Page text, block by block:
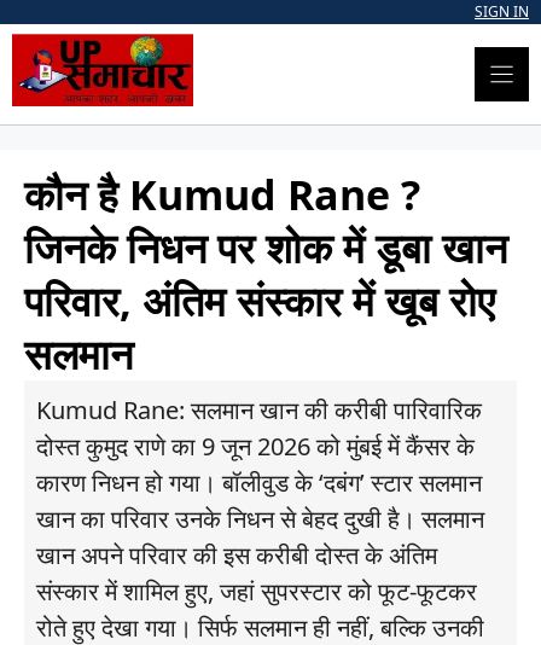
content
SIGN IN
कौन है Kumud Rane ?
जिनके निधन पर शोक में डूबा खान
परिवार, अंतिम संस्कार में खूब रोए
सलमान
Kumud Rane: सलमान खान की करीबी पारिवारिक
दोस्त कुमुद राणे का 9 जून 2026 को मुंबई में कैंसर के
कारण निधन हो गया। बॉलीवुड के ‘दबंग’ स्टार सलमान
खान का परिवार उनके निधन से बेहद दुखी है। सलमान
खान अपने परिवार की इस करीबी दोस्त के अंतिम
संस्कार में शामिल हुए, जहां सुपरस्टार को फूट-फूटकर
रोते हुए देखा गया। सिर्फ सलमान ही नहीं, बल्कि उनकी